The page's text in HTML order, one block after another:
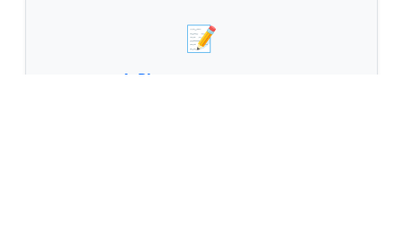
📝
1. Plaats uw aanvraag